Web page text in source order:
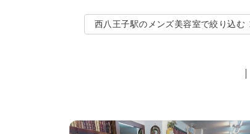
西八王子駅のメンズ美容室で絞り込む